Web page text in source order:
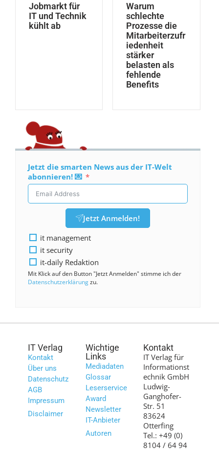
Jobmarkt für
IT und Technik
kühlt ab
Warum
schlechte
Prozesse die
Mitarbeiterzufr
iedenheit
stärker
belasten als
fehlende
Benefits
Jetzt die smarten News aus der IT-Welt
abonnieren! 💌
Jetzt Anmelden!
it management
it security
it-daily Redaktion
Mit Klick auf den Button "Jetzt Anmelden" stimme ich der
Datenschutzerklärungzu.
IT Verlag
Kontakt
Über uns
Datenschutz
AGB
Impressum
Disclaimer
Wichtige
Links
Mediadaten
Glossar
Leserservice
Award
Newsletter
IT-Anbieter
Autoren
Kontakt
IT Verlag für
Informationst
echnik GmbH
Ludwig-
Ganghofer-
Str. 51
83624
Otterfing
Tel.: +49 (0)
8104 / 64 94